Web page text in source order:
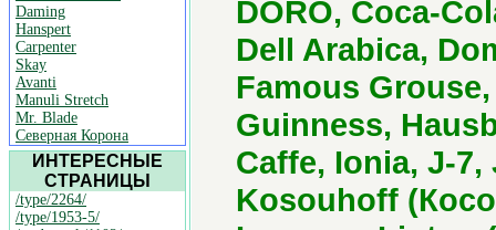
Daming
Hanspert
Carpenter
Skay
Avanti
Manuli Stretch
Mr. Blade
Северная Корона
ИНТЕРЕСНЫЕ
СТРАНИЦЫ
/type/2264/
/type/1953-5/
DORO, Coca-
Dell Arabica,
Famous
Guinness,
Caffe, Ionia, J-
Kosouhoff